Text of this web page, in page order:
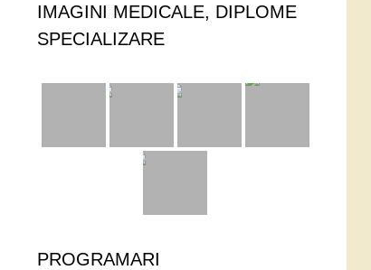
IMAGINI MEDICALE, DIPLOME
SPECIALIZARE
PROGRAMARI